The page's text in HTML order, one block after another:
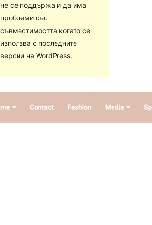
не се поддържа и да има
проблеми със
съвместимостта когато се
използва с последните
версии на WordPress.